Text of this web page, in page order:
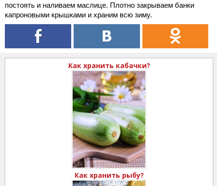
постоять и наливаем маслице. Плотно закрываем банки
капроновыми крышками и храним всю зиму.
Как хранить кабачки?
Как хранить рыбу?